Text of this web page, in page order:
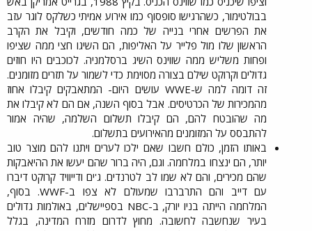
בבולטימור, כשהרגישו סופסוף כמו אירוע אמיתי כשלקס לוגר עזב
את הפרשים אחרי בנייה של כמה חודשים, וקיבל את הקרב
הראשון שלו מול פלייר על האליפות, הם השיגו חצי ממה שציפו
ופחות משליש ממה שווינס השיג ברסלמניה. לכוכבים היו חוזים
גדולים וקרוקט שילם בצורה מסוימת כדי לשמור על תזרים מזומנים.
זה דומה למה ש-WWE עושים היום- המתאבקים קיבלו אחוז
מהמכירות של הכרטיסים. אבל בסוף השנה, אם הם לא קיבלו את
מה שהובטח להם, הם קיבלו תשלום השלמה, שהיה אמור
להתבסס על המזומנים מהאירועים בתשלום.​
באותו הזמן, כולם חשבו שאם ילכו לערים ויתנו להם מוצר טוב
יותר, הם ינצחו במלחמה. וגם, היה ברור שהם יעשו את ההיאבקות
שהם מכירים, והם לא שמו לב לטרנדים. ג'ים ודייוויד קרוקט דיברו
עם דייב והם התרברבו שמעולם לא צפו ב-WWF. בסוף,
המלחמה הייתה בניו יורק, ב-NBC בספיישלים, באולמות גדולים
בעיר שנחשבה לחשובה. מחוץ לדרום מזרח המדינה, בגלל